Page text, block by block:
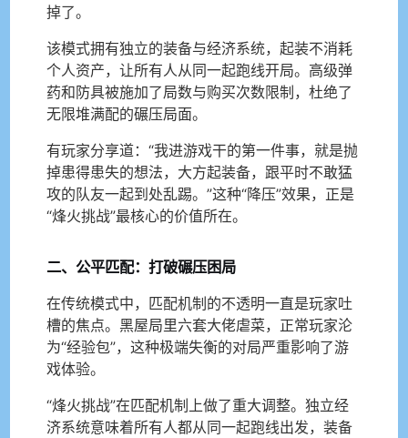
掉了。
该模式拥有独立的装备与经济系统，起装不消耗
个人资产，让所有人从同一起跑线开局。高级弹
药和防具被施加了局数与购买次数限制，杜绝了
无限堆满配的碾压局面。
有玩家分享道：“我进游戏干的第一件事，就是抛
掉患得患失的想法，大方起装备，跟平时不敢猛
攻的队友一起到处乱踢。”这种“降压”效果，正是
“烽火挑战”最核心的价值所在。
二、公平匹配：打破碾压困局
在传统模式中，匹配机制的不透明一直是玩家吐
槽的焦点。黑屋局里六套大佬虐菜，正常玩家沦
为“经验包”，这种极端失衡的对局严重影响了游
戏体验。
“烽火挑战”在匹配机制上做了重大调整。独立经
济系统意味着所有人都从同一起跑线出发，装备